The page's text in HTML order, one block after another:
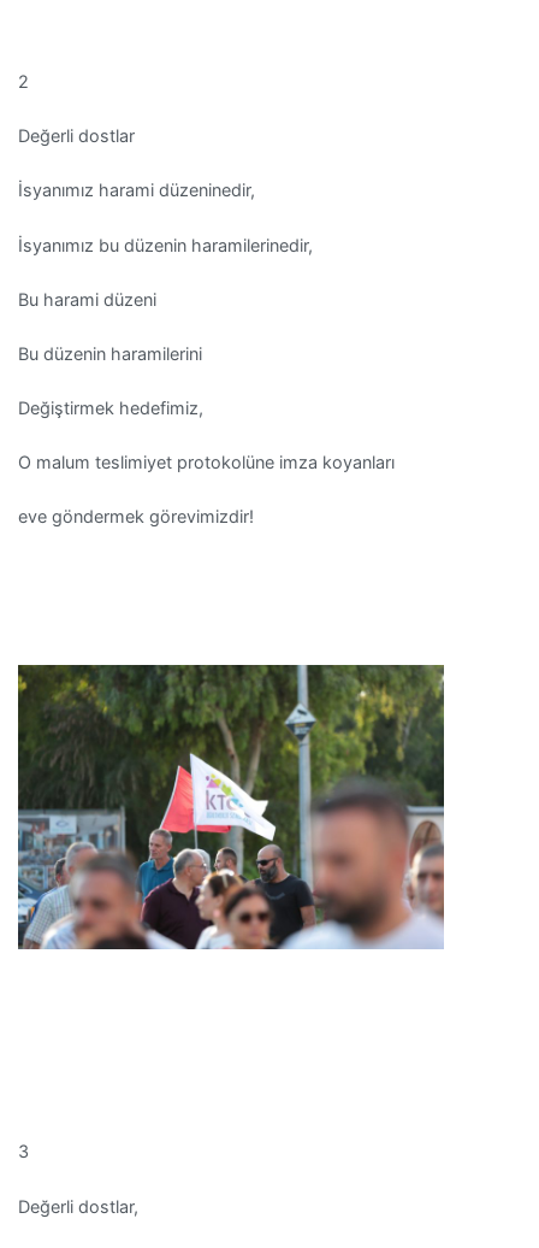
2
Değerli dostlar
İsyanımız harami düzeninedir,
İsyanımız bu düzenin haramilerinedir,
Bu harami düzeni
Bu düzenin haramilerini
Değiştirmek hedefimiz,
O malum teslimiyet protokolüne imza koyanları
eve göndermek görevimizdir!
3
Değerli dostlar,